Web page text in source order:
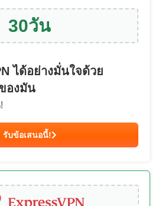
30วัน
ได้อย่างมั่นใจด้วย
องมัน
รับข้อเสนอนี้!